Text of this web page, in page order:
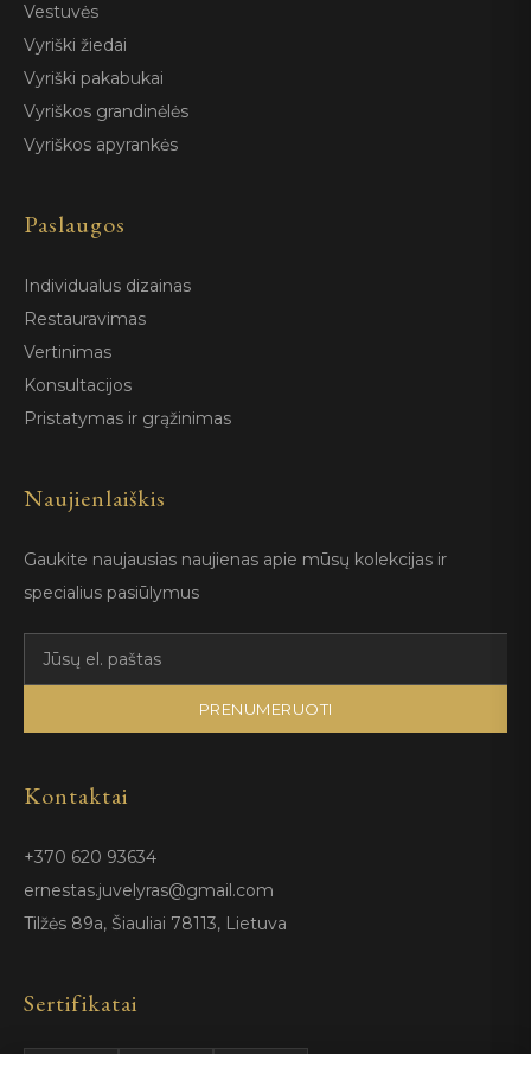
Vestuvės
Vyriški žiedai
Vyriški pakabukai
Vyriškos grandinėlės
Vyriškos apyrankės
Paslaugos
Individualus dizainas
Restauravimas
Vertinimas
Konsultacijos
Pristatymas ir grąžinimas
Naujienlaiškis
Gaukite naujausias naujienas apie mūsų kolekcijas ir
specialius pasiūlymus
PRENUMERUOTI
Kontaktai
+370 620 93634
ernestas.juvelyras@gmail.com
Tilžės 89a, Šiauliai 78113, Lietuva
Sertifikatai